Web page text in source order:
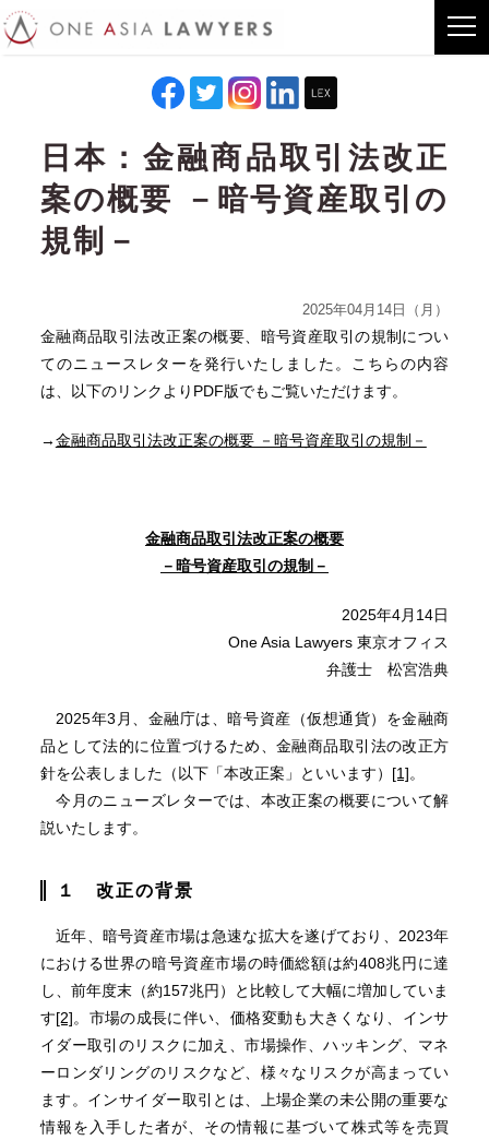
日本：金融商品取引法改正
案の概要 －暗号資産取引の
規制－
2025年04月14日（月）
金融商品取引法改正案の概要、暗号資産取引の規制につい
てのニュースレターを発行いたしました。こちらの内容
は、以下のリンクよりPDF版でもご覧いただけます。
→金融商品取引法改正案の概要 －暗号資産取引の規制－
金融商品取引法改正案の概要
－暗号資産取引の規制－
2025年4月14日
One Asia Lawyers 東京オフィス
弁護士 松宮浩典
2025年3月、金融庁は、暗号資産（仮想通貨）を金融商
品として法的に位置づけるため、金融商品取引法の改正方
針を公表しました（以下「本改正案」といいます） [1]。
今月のニューズレターでは、本改正案の概要について解
説いたします。
１ 改正の背景
近年、暗号資産市場は急速な拡大を遂げており、2023年
における世界の暗号資産市場の時価総額は約408兆円に達
し、前年度末（約157兆円）と比較して大幅に増加していま
す[2]。市場の成長に伴い、価格変動も大きくなり、インサ
イダー取引のリスクに加え、市場操作、ハッキング、マネ
ーロンダリングのリスクなど、様々なリスクが高まってい
ます。インサイダー取引とは、上場企業の未公開の重要な
情報を入手した者が、その情報に基づいて株式等を売買